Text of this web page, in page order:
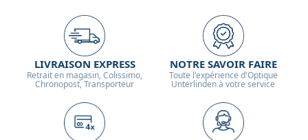
LIVRAISON EXPRESS
Retrait en magasin, Colissimo,
Chronopost, Transporteur
NOTRE SAVOIR FAIRE
Toute l'expérience d'Optique
Unterlinden à votre service